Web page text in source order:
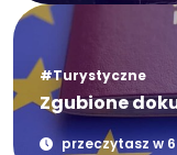
#Turystyczne
Zgubione
przeczytasz w